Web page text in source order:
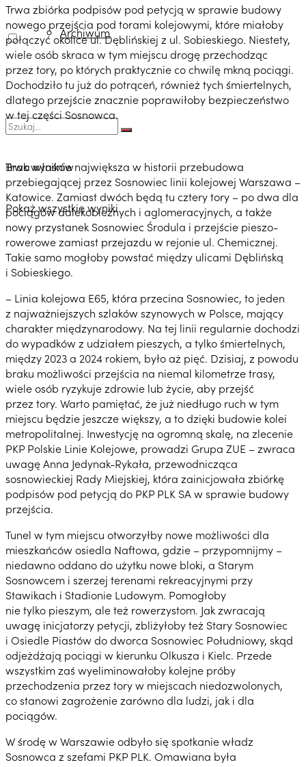
Archiwum
Brak wyników
Pokaż wszystkie wyniki
Trwa zbiórka podpisów pod petycją w sprawie budowy
nowego przejścia pod torami kolejowymi, które miałoby
połączyć okolice ul. Dęblińskiej z ul. Sobieskiego. Niestety,
wiele osób skraca w tym miejscu drogę przechodząc
przez tory, po których praktycznie co chwilę mkną pociągi.
Dochodziło tu już do potrąceń, również tych śmiertelnych,
dlatego przejście znacznie poprawiłoby bezpieczeństwo
w tej części Sosnowca.
Trwa właśnie największa w historii przebudowa
przebiegającej przez Sosnowiec linii kolejowej Warszawa –
Katowice. Zamiast dwóch będą tu cztery tory – po dwa dla
pociągów dalekobieżnych i aglomeracyjnych, a także
nowy przystanek Sosnowiec Środula i przejście pieszo-
rowerowe zamiast przejazdu w rejonie ul. Chemicznej.
Takie samo mogłoby powstać między ulicami Dęblińską
i Sobieskiego.
– Linia kolejowa E65, która przecina Sosnowiec, to jeden
z najważniejszych szlaków szynowych w Polsce, mający
charakter międzynarodowy. Na tej linii regularnie dochodzi
do wypadków z udziałem pieszych, a tylko śmiertelnych,
między 2023 a 2024 rokiem, było aż pięć. Dzisiaj, z powodu
braku możliwości przejścia na niemal kilometrze trasy,
wiele osób ryzykuje zdrowie lub życie, aby przejść
przez tory. Warto pamiętać, że już niedługo ruch w tym
miejscu będzie jeszcze większy, a to dzięki budowie kolei
metropolitalnej. Inwestycję na ogromną skalę, na zlecenie
PKP Polskie Linie Kolejowe, prowadzi Grupa ZUE – zwraca
uwagę Anna Jedynak-Rykała, przewodnicząca
sosnowieckiej Rady Miejskiej, która zainicjowała zbiórkę
podpisów pod petycją do PKP PLK SA w sprawie budowy
przejścia.
Tunel w tym miejscu otworzyłby nowe możliwości dla
mieszkańców osiedla Naftowa, gdzie – przypomnijmy –
niedawno oddano do użytku nowe bloki, a Starym
Sosnowcem i szerzej terenami rekreacyjnymi przy
Stawikach i Stadionie Ludowym. Pomogłoby
nie tylko pieszym, ale też rowerzystom. Jak zwracają
uwagę inicjatorzy petycji, zbliżyłoby też Stary Sosnowiec
i Osiedle Piastów do dworca Sosnowiec Południowy, skąd
odjeżdżają pociągi w kierunku Olkusza i Kielc. Przede
wszystkim zaś wyeliminowałoby kolejne próby
przechodzenia przez tory w miejscach niedozwolonych,
co stanowi zagrożenie zarówno dla ludzi, jak i dla
pociągów.
W środę w Warszawie odbyło się spotkanie władz
Sosnowca z szefami PKP PLK. Omawiana była